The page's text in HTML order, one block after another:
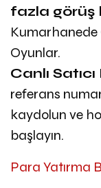
fazla görüş
Kumarhanede
Oyunlar.
Canlı
referans
kaydolun ve
başlayın.
Para Yatırma